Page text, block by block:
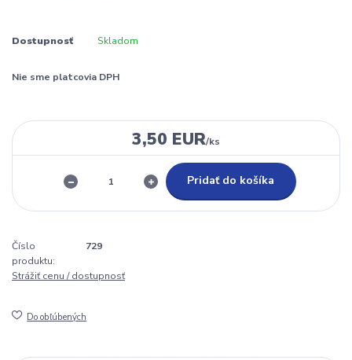
Dostupnosť Skladom
Nie sme platcovia DPH
3,50 EUR/ks
Pridať do košíka
Číslo
produktu:
729
Strážiť cenu / dostupnosť
Do obľúbených